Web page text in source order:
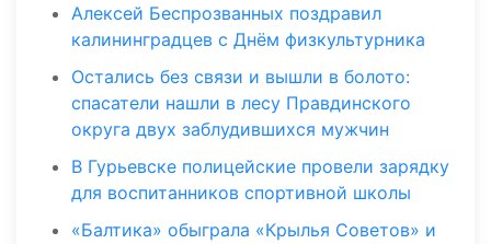
Алексей Беспрозванных поздравил
калининградцев с Днём физкультурника
Остались без связи и вышли в болото:
спасатели нашли в лесу Правдинского
округа двух заблудившихся мужчин
В Гурьевске полицейские провели зарядку
для воспитанников спортивной школы
«Балтика» обыграла «Крылья Советов» и